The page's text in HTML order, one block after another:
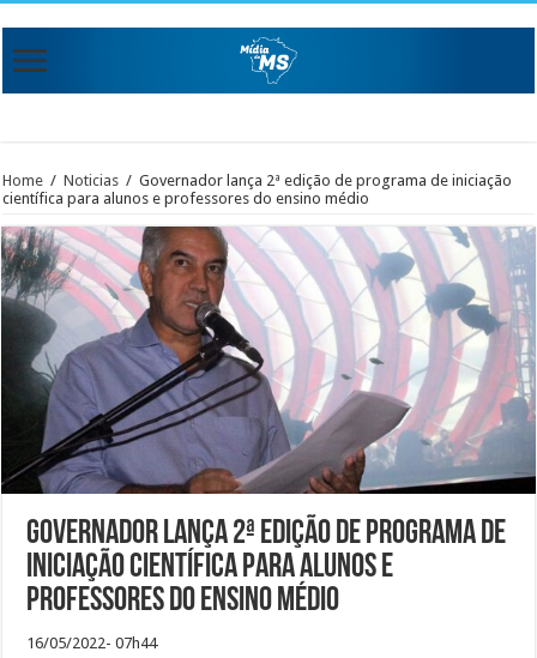
Home / Noticias / Governador lança 2ª edição de programa de iniciação
científica para alunos e professores do ensino médio
Governador lança 2ª edição de programa de
iniciação científica para alunos e
professores do ensino médio
16/05/2022- 07h44